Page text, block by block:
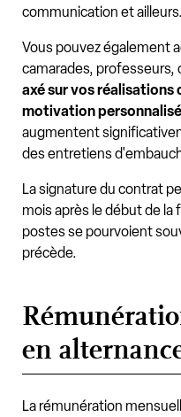
communication et ailleurs.
Vous pouvez également
camarades,
axé sur vos réalisations
motivation
augmentent
des entretiens
La signature du contrat
mois après le début de
postes se pourvoient
précède.
en
La rémunération